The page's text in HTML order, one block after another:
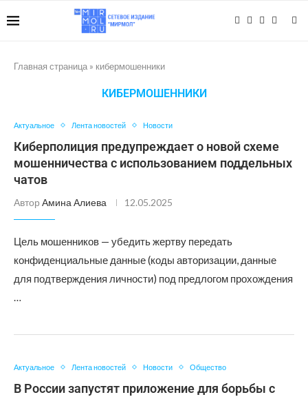
Главная страница » кибермошенники
КИБЕРМОШЕННИКИ
Актуальное Лента новостей Новости
Киберполиция предупреждает о новой схеме
мошенничества с использованием поддельных
чатов
Автор Амина Алиева 12.05.2025
Цель мошенников — убедить жертву передать
конфиденциальные данные (коды авторизации, данные
для подтверждения личности) под предлогом прохождения
…
Актуальное Лента новостей Новости Общество
В России запустят приложение для борьбы с